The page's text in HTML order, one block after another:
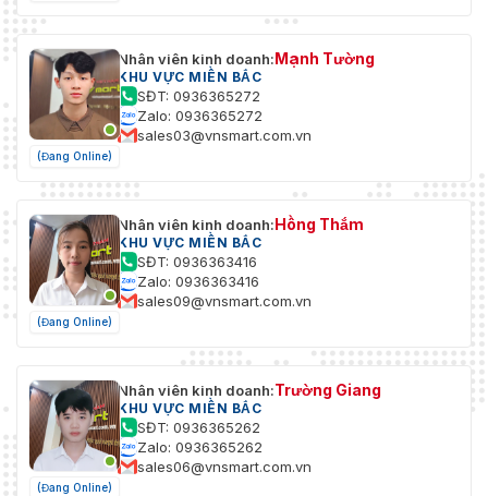
HLC Đúng
Cân bằng
trắng
Tự động; trong nhà; ngoài trời; theo dõi; thủ
Kiểm soát
Giảm
tiếng ồn
2DNR; 3D NR
Phát hiện
chuyển
động
Đúng
quan tâm
(RoI)
Đúng
Ổn định
hình ảnh
Điện tử (EIS)
(Đang Online)
Nhân viên kinh doanh:Mạnh Tường
KHU VỰC MIỀN BẮC
SĐT: 0936365272
Zalo: 0936365272
sales03@vnsmart.com.vn
(Đang Online)
Nhân viên kinh doanh:Hồng Thắm
KHU VỰC MIỀN BẮC
SĐT: 0936363416
Zalo: 0936363416
sales09@vnsmart.com.vn
(Đang Online)
Nhân viên kinh doanh:Trường Giang
KHU VỰC MIỀN BẮC
SĐT: 0936365262
Zalo: 0936365262
sales06@vnsmart.com.vn